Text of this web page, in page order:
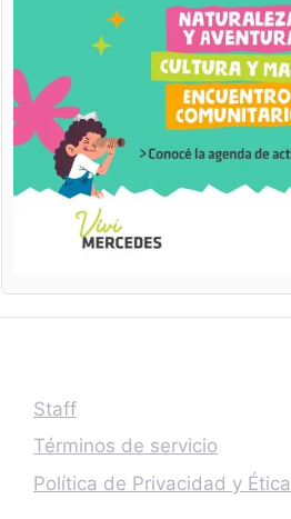
Staff
Términos de servicio
Política de Privacidad y